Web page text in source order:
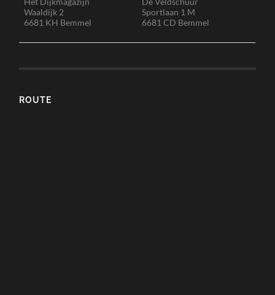
Waaldijk 2
6681 KH Bemmel
Sportlaan 1 M
6681 CD Bemmel
ROUTE